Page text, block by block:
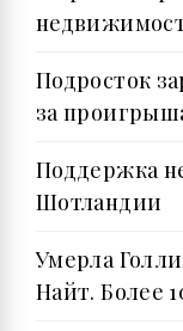
Подросток
за
Поддержка
Шотландии
Умерла
Найт. Более